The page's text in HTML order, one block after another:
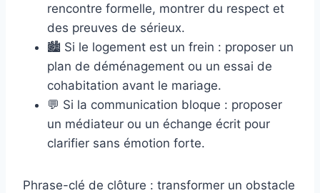
rencontre formelle, montrer du respect et
des preuves de sérieux.
🏙️ Si le logement est un frein : proposer un
plan de déménagement ou un essai de
cohabitation avant le mariage.
💬 Si la communication bloque : proposer
un médiateur ou un échange écrit pour
clarifier sans émotion forte.
Phrase-clé de clôture : transformer un obstacle